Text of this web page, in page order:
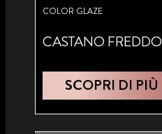
COLOR GLAZE
CASTANO FREDDO
SCOPRI DI PIÙ